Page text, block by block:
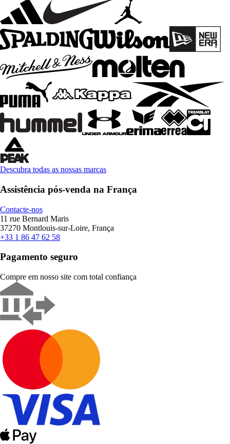
Descubra todas as nossas marcas
Assistência pós-venda na França
Contacte-nos
11 rue Bernard Maris
37270 Montlouis-sur-Loire, França
+33 1 86 47 62 58
Pagamento seguro
Compre em nosso site com total confiança